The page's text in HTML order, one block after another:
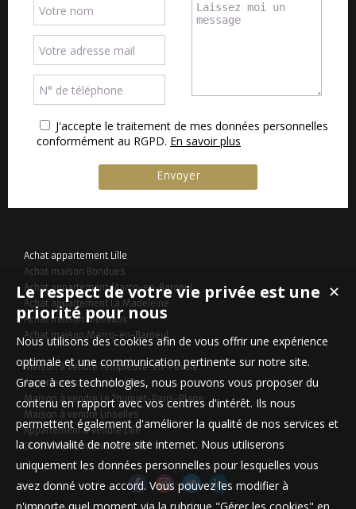
J'accepte le traitement de mes données personnelles
conformément au RGPD. En savoir plus
Achat appartement Lille
Achat maison Bondues
Achat appartement Marcq-en-Baroeul
Achat appartement La Madeleine
Achat maison Mouvaux
Achat maison Marcq-en-Baroeul
Maison à vendre Templeuve-en-Pévèle
Appartement à vendre Lille
Maison à vendre Le Touquet-Paris-Plage
Maison à vendre Linselles
Appartement à vendre Lille
Stationnement à vendre Lille
✕
Le respect de votre vie privée est une
priorité pour nous
Nous utilisons des cookies afin de vous offrir une expérience
optimale et une communication pertinente sur notre site.
Grace à ces technologies, nous pouvons vous proposer du
contenu en rapport avec vos centres d'intérêt. Ils nous
permettent également d'améliorer la qualité de nos services et
la convivialité de notre site internet. Nous utiliserons
uniquement les données personnelles pour lesquelles vous
avez donné votre accord. Vous pouvez les modifier à